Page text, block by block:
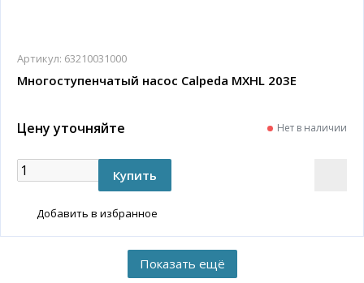
Артикул: 63210031000
Многоступенчатый насос Calpeda MXHL 203E
Цену уточняйте Нет в наличии
Добавить в избранное